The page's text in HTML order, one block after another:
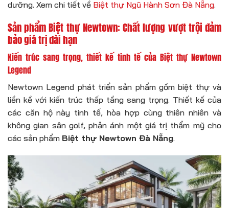
dưỡng. Xem chi tiết về Biệt thự Ngũ Hành Sơn Đà Nẵng.
Sản phẩm Biệt thự Newtown: Chất lượng vượt trội đảm
bảo giá trị dài hạn
Kiến trúc sang trọng, thiết kế tinh tế của Biệt thự Newtown
Legend
Newtown Legend phát triển sản phẩm gồm biệt thự và
liền kề với kiến trúc thấp tầng sang trọng. Thiết kế của
các căn hộ này tinh tế, hòa hợp cùng thiên nhiên và
không gian sân golf, phản ánh một giá trị thẩm mỹ cho
các sản phẩm Biệt thự Newtown Đà Nẵng.